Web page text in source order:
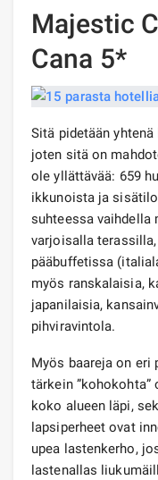
Majestic
Cana 5*
Sitä pidetään
joten sitä on
ole yllättävää: 659
ikkunoista ja
suhteessa vaihdella
varjoisalla
pääbuffetissa
myös ranskalaisia,
japanilaisia,
pihviravintola.
Myös baareja on eri
tärkein
koko alueen läpi,
lapsiperheet ovat
upea lastenkerho,
lastenallas